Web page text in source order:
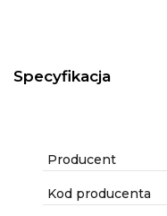
Specyfikacja
Producent
Kod producenta